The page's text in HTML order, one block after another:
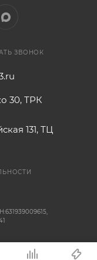
ЗВОНОК
30, ТРК
131, ТЦ